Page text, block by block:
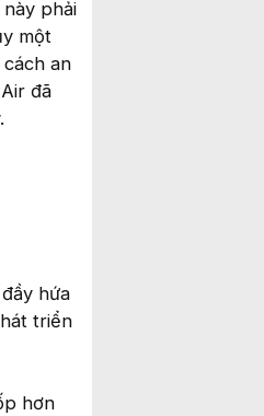
phải
một
an
đã
hứa
triển
hơn